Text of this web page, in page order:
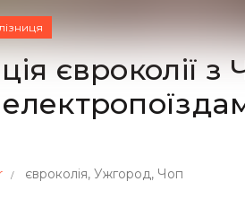
євроколії
євроколія, Ужгород, Чоп